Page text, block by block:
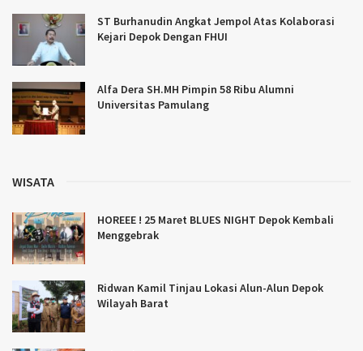
ST Burhanudin Angkat Jempol Atas Kolaborasi
Kejari Depok Dengan FHUI
Alfa Dera SH.MH Pimpin 58 Ribu Alumni
Universitas Pamulang
WISATA
HOREEE ! 25 Maret BLUES NIGHT Depok Kembali
Menggebrak
Ridwan Kamil Tinjau Lokasi Alun-Alun Depok
Wilayah Barat